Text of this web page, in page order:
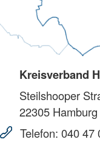
Kreisverband
Steilshooper
22305 Hamburg
Telefon: 040 47